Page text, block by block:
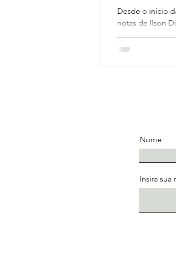
Desde o início
notas de Ilson
Nome
Insira sua